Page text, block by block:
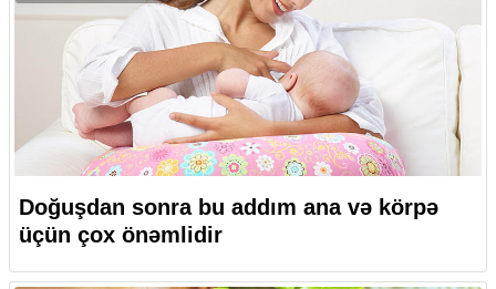
Doğuşdan sonra bu addım ana və körpə
üçün çox önəmlidir